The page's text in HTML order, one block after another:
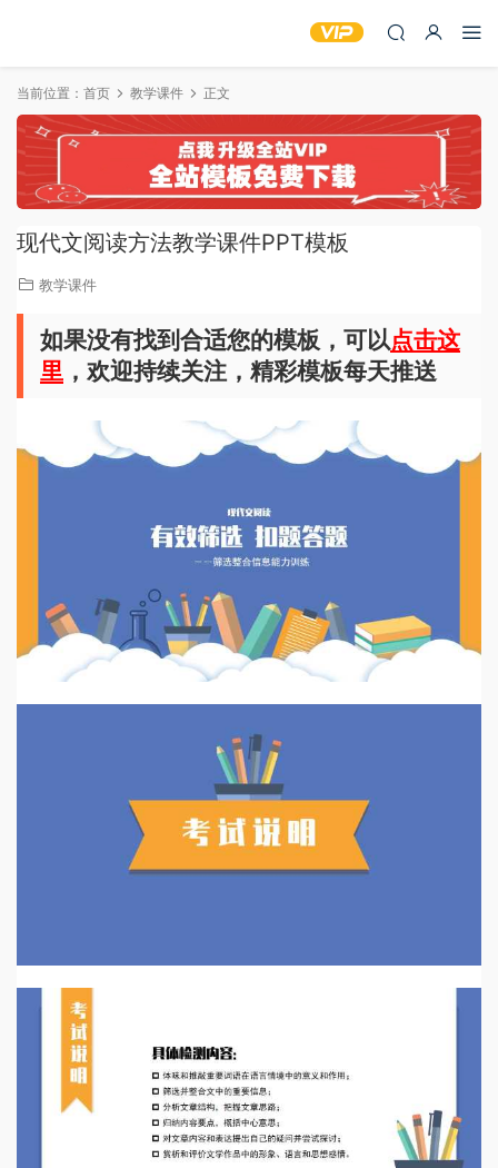
当前位置： 首页 教学课件 正文
现代文阅读方法教学课件PPT模板
教学课件
如果没有找到合适您的模板，可以点击这
里 ，欢迎持续关注，精彩模板每天推送